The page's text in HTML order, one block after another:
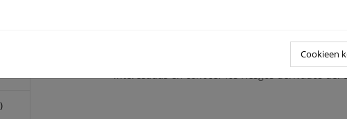
y sistemas en España, una relación de los
Sintetiza la información sobre impactos del
de los riesgos entre diferentes ámbitos, de
interesadas en conocer los riesgos derivados del
Cookieen